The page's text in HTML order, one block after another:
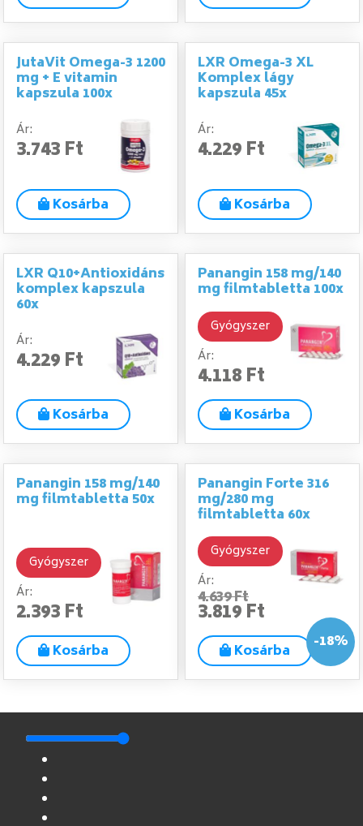
JutaVit Omega-3 1200
mg + E vitamin
kapszula 100x
Ár:
3.743 Ft
Kosárba
LXR Omega-3 XL
Komplex lágy
kapszula 45x
Ár:
4.229 Ft
Kosárba
LXR Q10+Antioxidáns
komplex kapszula
60x
Ár:
4.229 Ft
Kosárba
Panangin 158 mg/140
mg filmtabletta 100x
Gyógyszer
Ár:
4.118 Ft
Kosárba
Panangin 158 mg/140
mg filmtabletta 50x
Gyógyszer
Ár:
2.393 Ft
Kosárba
Panangin Forte 316
mg/280 mg
filmtabletta 60x
Gyógyszer
Ár:
4.639 Ft
3.819 Ft
Kosárba -18%